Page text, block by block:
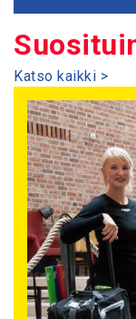
Katso kaikki >